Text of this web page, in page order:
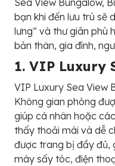
Sea View Bungalow,
bạn khi đến lưu trú sẽ
lưng” và thư giãn phù
bản thân, gia đình,
1. VIP Luxury
VIP Luxury Sea View
Không gian phòng
giúp cá nhân hoặc
thấy thoải mái và dễ
được trang bị đầy đủ,
máy sấy tóc, điện